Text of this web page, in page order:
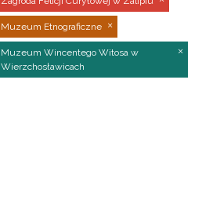
Muzeum Etnograficzne
Muzeum Wincentego Witosa w
Wierzchosławicach